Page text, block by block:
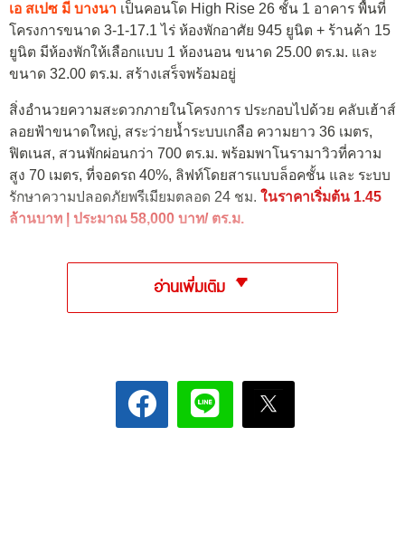
เอ สเปซ มี บางนา เป็นคอนโด High Rise 26 ชั้น 1 อาคาร พื้นที่
โครงการขนาด 3-1-17.1 ไร่ ห้องพักอาศัย 945 ยูนิต + ร้านค้า 15
ยูนิต มีห้องพักให้เลือกแบบ 1 ห้องนอน ขนาด 25.00 ตร.ม. และ
ขนาด 32.00 ตร.ม. สร้างเสร็จพร้อมอยู่
สิ่งอำนวยความสะดวกภายในโครงการ ประกอบไปด้วย คลับเฮ้าส์
ลอยฟ้าขนาดใหญ่, สระว่ายน้ำระบบเกลือ ความยาว 36 เมตร,
ฟิตเนส, สวนพักผ่อนกว่า 700 ตร.ม. พร้อมพาโนรามาวิวที่ความ
สูง 70 เมตร, ที่จอดรถ 40%, ลิฟท์โดยสารแบบล็อคชั้น และ ระบบ
รักษาความปลอดภัยพรีเมียมตลอด 24 ชม. ในราคาเริ่มต้น 1.45
ล้านบาท | ประมาณ 58,000 บาท/ ตร.ม.
อ่านเพิ่มเติม